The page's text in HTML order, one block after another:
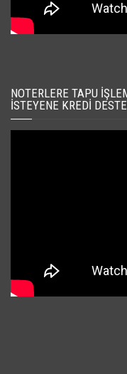
NOTERLERE TAPU
İSTEYENE KREDI